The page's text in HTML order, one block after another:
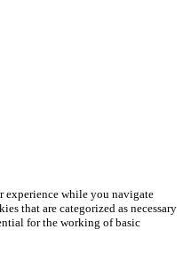
experience while you navigate
that are categorized as necessary
for the working of basic